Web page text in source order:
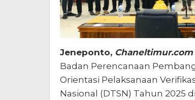
Jeneponto, Chaneltimur.com
Badan Perencanaan
Orientasi Pelaksanaan
Nasional (DTSN) Tahun 2025